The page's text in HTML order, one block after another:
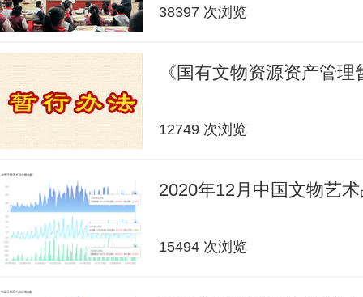
38397 次浏览
《国有文物资源资产管
12749 次浏览
2020年12月中国文物艺
15494 次浏览